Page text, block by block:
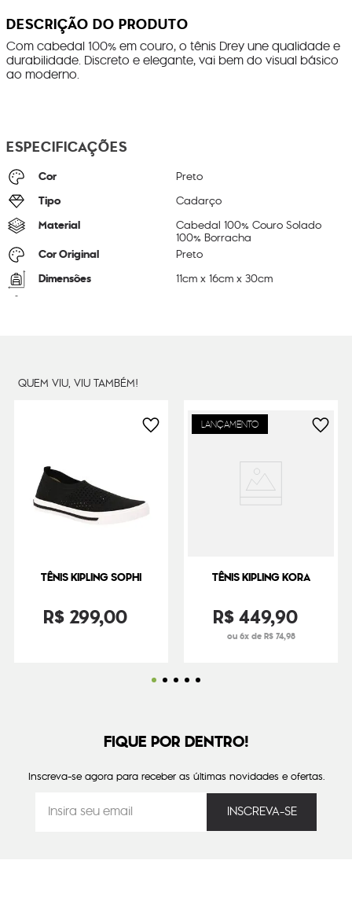
DESCRIÇÃO DO PRODUTO
Com cabedal 100% em couro, o tênis Drey une qualidade e
durabilidade. Discreto e elegante, vai bem do visual básico
ao moderno.
ESPECIFICAÇÕES
Cor Preto
Tipo Cadarço
Material Cabedal 100% Couro Solado
100% Borracha
Cor Original Preto
Dimensões 11cm x16cm x30cm
QUEM VIU, VIU TAMBÉM!
TÊNIS KIPLING SOPHI
R$299,00
LANÇAMENTO
TÊNIS KIPLING KORA
R$449,90
ou 6x de R$ 74,98
FIQUE POR DENTRO!
Inscreva-se agora para receber as últimas novidades e ofertas.